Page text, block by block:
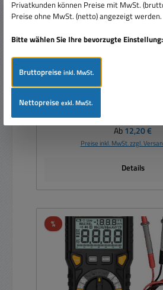
Messgerät Universalmessgerät
Digitales Multimeter
Regulärer Preis:
Ab12,20 €
Preise inkl. MwSt. zzgl.
Details
%Rabatt
Privatkunden können Preise mit MwSt.
Preise ohne MwSt. (netto) angezeigt werden.
Bitte wählen Sie Ihre bevorzugte Einstellung:
Bruttopreiseinkl. MwSt.
Nettopreiseexkl. MwSt.